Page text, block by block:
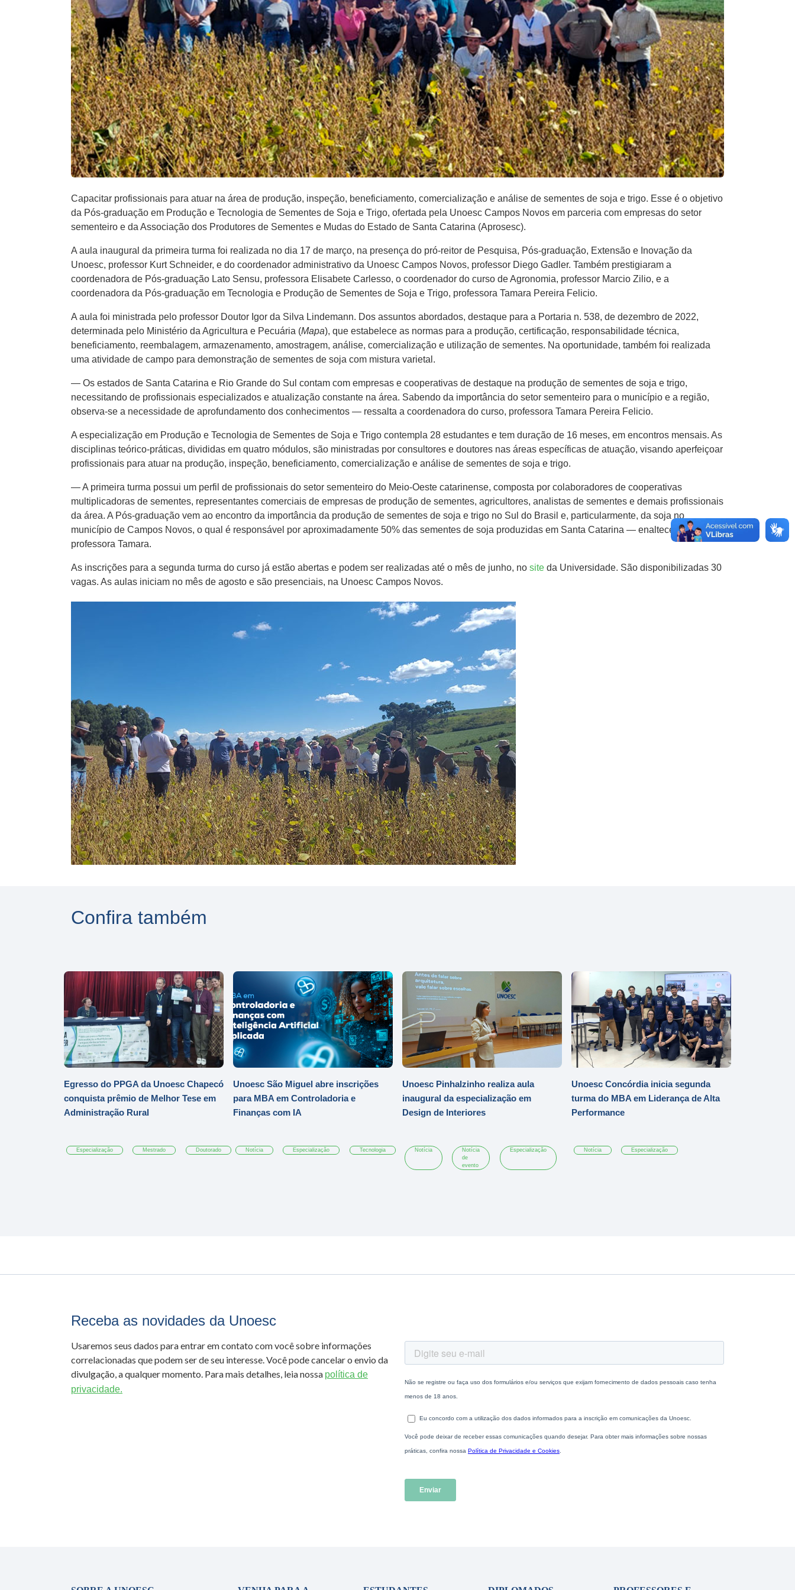
Capacitar profissionais para atuar na área de produção, inspeção, beneficiamento, comercialização e análise de sementes de soja e trigo. Esse é o objetivo
da Pós-graduação em Produção e Tecnologia de Sementes de Soja e Trigo, ofertada pela Unoesc Campos Novos em parceria com empresas do setor
sementeiro e da Associação dos Produtores de Sementes e Mudas do Estado de Santa Catarina (Aprosesc).
A aula inaugural da primeira turma foi realizada no dia 17 de março, na presença do pró-reitor de Pesquisa, Pós-graduação, Extensão e Inovação da
Unoesc, professor Kurt Schneider, e do coordenador administrativo da Unoesc Campos Novos, professor Diego Gadler. Também prestigiaram a
coordenadora de Pós-graduação Lato Sensu, professora Elisabete Carlesso, o coordenador do curso de Agronomia, professor Marcio Zilio, e a
coordenadora da Pós-graduação em Tecnologia e Produção de Sementes de Soja e Trigo, professora Tamara Pereira Felicio.
A aula foi ministrada pelo professor Doutor Igor da Silva Lindemann. Dos assuntos abordados, destaque para a Portaria n. 538, de dezembro de 2022,
determinada pelo Ministério da Agricultura e Pecuária (Mapa), que estabelece as normas para a produção, certificação, responsabilidade técnica,
beneficiamento, reembalagem, armazenamento, amostragem, análise, comercialização e utilização de sementes. Na oportunidade, também foi realizada
uma atividade de campo para demonstração de sementes de soja com mistura varietal.
— Os estados de Santa Catarina e Rio Grande do Sul contam com empresas e cooperativas de destaque na produção de sementes de soja e trigo,
necessitando de profissionais especializados e atualização constante na área. Sabendo da importância do setor sementeiro para o município e a região,
observa-se a necessidade de aprofundamento dos conhecimentos — ressalta a coordenadora do curso, professora Tamara Pereira Felicio.
A especialização em Produção e Tecnologia de Sementes de Soja e Trigo contempla 28 estudantes e tem duração de 16 meses, em encontros mensais. As
disciplinas teórico-práticas, divididas em quatro módulos, são ministradas por consultores e doutores nas áreas específicas de atuação, visando aperfeiçoar
profissionais para atuar na produção, inspeção, beneficiamento, comercialização e análise de sementes de soja e trigo.
— A primeira turma possui um perfil de profissionais do setor sementeiro do Meio-Oeste catarinense, composta por colaboradores de cooperativas
multiplicadoras de sementes, representantes comerciais de empresas de produção de sementes, agricultores, analistas de sementes e demais profissionais
da área. A Pós-graduação vem ao encontro da importância da produção de sementes de soja e trigo no Sul do Brasil e, particularmente, da soja no
município de Campos Novos, o qual é responsável por aproximadamente 50% das sementes de soja produzidas em Santa Catarina — enaltece a
professora Tamara.
As inscrições para a segunda turma do curso já estão abertas e podem ser realizadas até o mês de junho, no site da Universidade. São disponibilizadas 30
vagas. As aulas iniciam no mês de agosto e são presenciais, na Unoesc Campos Novos.
Confira também
Egresso do PPGA da Unoesc Chapecó
conquista prêmio de Melhor Tese em
Administração Rural
Especialização Mestrado Doutorado
Unoesc São Miguel abre inscrições
para MBA em Controladoria e
Finanças com IA
Notícia Especialização Tecnologia
Unoesc Pinhalzinho realiza aula
inaugural da especialização em
Design de Interiores
Notícia
Notícia
de
evento
Especialização
Unoesc Concórdia inicia segunda
turma do MBA em Liderança de Alta
Performance
Notícia Especialização
Receba as novidades da Unoesc
Usaremos seus dados para entrar em contato com você sobre informações
correlacionadas que podem ser de seu interesse. Você pode cancelar o envio da
divulgação, a qualquer momento. Para mais detalhes, leia nossa política de
privacidade.